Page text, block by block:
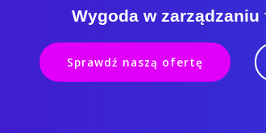
Wygoda w
Sprawdź naszą ofertę